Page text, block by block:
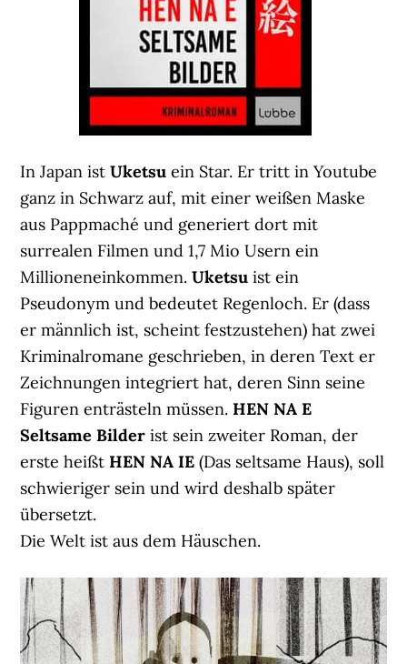
In Japan istUketsu ein Star. Er tritt in Youtube
ganz in Schwarz auf, mit einer weißen Maske
aus Pappmaché und generiert dort mit
surrealen Filmen und 1,7 Mio Usern ein
Millioneneinkommen.Uketsu ist ein
Pseudonym und bedeutet Regenloch. Er (dass
er männlich ist, scheint festzustehen) hat zwei
Kriminalromane geschrieben, in deren Text er
Zeichnungen integriert hat, deren Sinn seine
Figuren enträsteln müssen.HEN NA E
Seltsame Bilderist sein zweiter Roman, der
erste heißtHEN NA IE(Das seltsame Haus), soll
schwieriger sein und wird deshalb später
übersetzt.
Die Welt ist aus dem Häuschen.